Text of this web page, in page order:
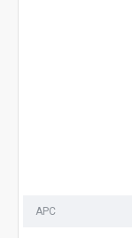
APC